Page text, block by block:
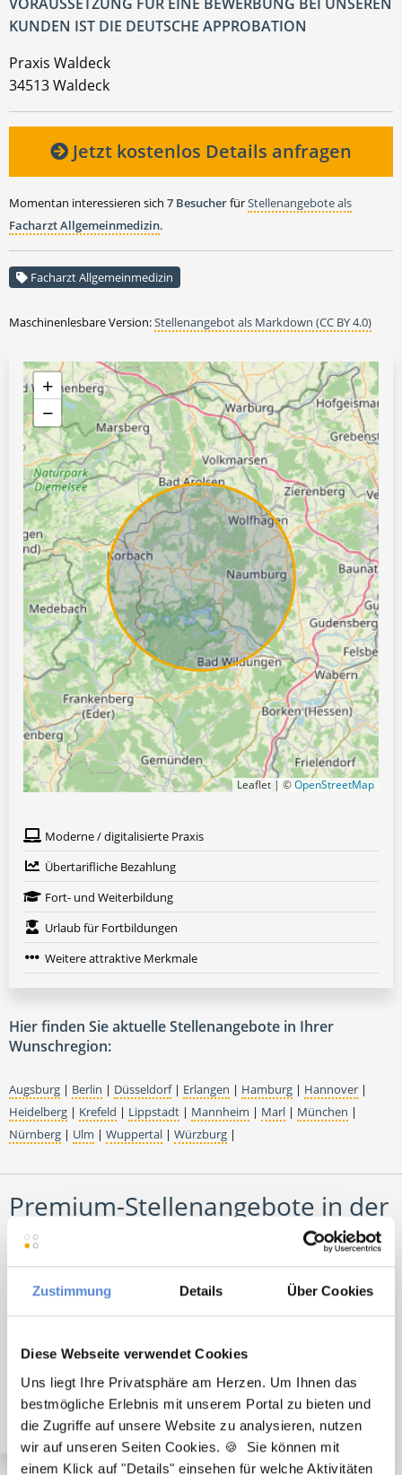
Zustimmung Details Über Cookies
Diese Webseite verwendet Cookies
Uns liegt Ihre Privatsphäre am Herzen. Um Ihnen das
bestmögliche Erlebnis mit unserem Portal zu bieten und
die Zugriffe auf unsere Website zu analysieren, nutzen
wir auf unseren Seiten Cookies. 🍪 Sie können mit
einem Klick auf "Details" einsehen für welche Aktivitäten
KUNDEN IST DIE DEUTSCHE APPROBATION
Praxis Waldeck
34513 Waldeck
Jetzt kostenlos Details anfragen
Momentan interessieren sich 7 BesucherfürStellenangebote als
Facharzt Allgemeinmedizin.
Facharzt Allgemeinmedizin
Maschinenlesbare Version:Stellenangebot als Markdown (CC BY 4.0)
+
−
Leaflet | ©OpenStreetMap
Moderne / digitalisierte Praxis
Übertarifliche Bezahlung
Fort- und Weiterbildung
Urlaub für Fortbildungen
Weitere attraktive Merkmale
Hier finden Sie aktuelle Stellenangebote in Ihrer
Wunschregion:
Augsburg | Berlin | Düsseldorf| Erlangen | Hamburg | Hannover |
Heidelberg | Krefeld | Lippstadt | Mannheim | Marl | München |
Nürnberg | Ulm | Wuppertal | Würzburg |
Premium-Stellenangebote in der
Region Waldeck:
Angestellter Facharzt (m/w/d) in Teilzeit ab sofort in
Bad Emstal